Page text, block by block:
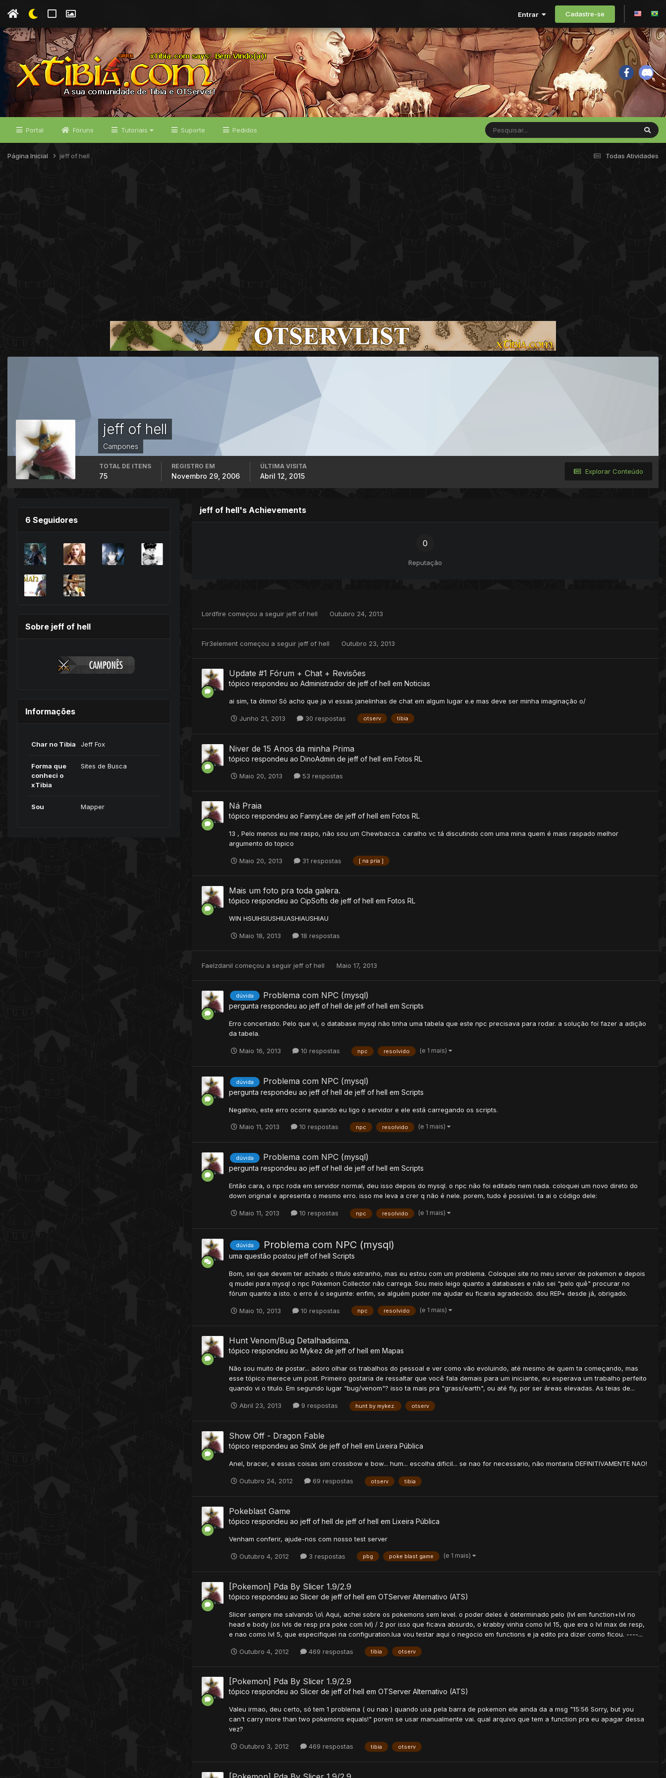
Entrar Cadastre-se
Portal Fóruns Tutoriais Suporte Pedidos
Todas Atividades
Página Inicial jeff of hell
jeff of hell
Campones
Explorar Conteúdo
TOTAL DE ITENS
75
REGISTRO EM
Novembro 29, 2006
ÚLTIMA VISITA
Abril 12, 2015
6 Seguidores
Sobre jeff of hell
Informações
Char no Tibia Jeff Fox
Forma que
conheci o
xTibia
Sites de Busca
Sou Mapper
jeff of hell's Achievements
0
Reputação
Lordfire começou a seguir jeff of hell Outubro 24, 2013
Fir3element começou a seguir jeff of hell Outubro 23, 2013
Update #1 Fórum + Chat + Revisões
tópico respondeu ao Administrador de jeff of hell em Noticias
ai sim, ta ótimo! Só acho que ja vi essas janelinhas de chat em algum lugar e.e mas deve ser minha imaginação o/
Junho 21, 2013 30 respostas otserv tibia
Niver de 15 Anos da minha Prima
tópico respondeu ao DinoAdmin de jeff of hell em Fotos RL
Maio 20, 2013 53 respostas
Ná Praia
tópico respondeu ao FannyLee de jeff of hell em Fotos RL
13 , Pelo menos eu me raspo, não sou um Chewbacca. caralho vc tá discutindo com uma mina quem é mais raspado melhor
argumento do topico
Maio 20, 2013 31 respostas [ na pria ]
Mais um foto pra toda galera.
tópico respondeu ao CipSofts de jeff of hell em Fotos RL
WIN HSUIHSIUSHIUASHIAUSHIAU
Maio 18, 2013 18 respostas
Faelzdanil começou a seguir jeff of hell Maio 17, 2013
dúvida Problema com NPC (mysql)
pergunta respondeu ao jeff of hell de jeff of hell em Scripts
Erro concertado. Pelo que vi, o database mysql não tinha uma tabela que este npc precisava para rodar. a solução foi fazer a adição
da tabela.
Maio 16, 2013 10 respostas npc resolvido (e 1 mais)
dúvida Problema com NPC (mysql)
pergunta respondeu ao jeff of hell de jeff of hell em Scripts
Negativo, este erro ocorre quando eu ligo o servidor e ele está carregando os scripts.
Maio 11, 2013 10 respostas npc resolvido (e 1 mais)
dúvida Problema com NPC (mysql)
pergunta respondeu ao jeff of hell de jeff of hell em Scripts
Então cara, o npc roda em servidor normal, deu isso depois do mysql. o npc não foi editado nem nada. coloquei um novo direto do
down original e apresenta o mesmo erro. isso me leva a crer q não é nele. porem, tudo é possível. ta ai o código dele:
Maio 11, 2013 10 respostas npc resolvido (e 1 mais)
dúvida Problema com NPC (mysql)
uma questão postou jeff of hell Scripts
Bom, sei que devem ter achado o titulo estranho, mas eu estou com um problema. Coloquei site no meu server de pokemon e depois
q mudei para mysql o npc Pokemon Collector não carrega. Sou meio leigo quanto a databases e não sei "pelo quê" procurar no
fórum quanto a isto. o erro é o seguinte: enfim, se alguém puder me ajudar eu ficaria agradecido. dou REP+ desde já, obrigado.
Maio 10, 2013 10 respostas npc resolvido (e 1 mais)
Hunt Venom/Bug Detalhadisima.
tópico respondeu ao Mykez de jeff of hell em Mapas
Não sou muito de postar... adoro olhar os trabalhos do pessoal e ver como vão evoluindo, até mesmo de quem ta começando, mas
esse tópico merece um post. Primeiro gostaria de ressaltar que você fala demais para um iniciante, eu esperava um trabalho perfeito
quando vi o titulo. Em segundo lugar "bug/venom"? isso ta mais pra "grass/earth", ou até fly, por ser áreas elevadas. As teias de...
Abril 23, 2013 9 respostas hunt by mykez. otserv
Show Off - Dragon Fable
tópico respondeu ao SmiX de jeff of hell em Lixeira Pública
Anel, bracer, e essas coisas sim crossbow e bow... hum... escolha dificil... se nao for necessario, não montaria DEFINITIVAMENTE NAO!
Outubro 24, 2012 69 respostas otserv tibia
Pokeblast Game
tópico respondeu ao jeff of hell de jeff of hell em Lixeira Pública
Venham conferir, ajude-nos com nosso test server
Outubro 4, 2012 3 respostas pbg poke blast game (e 1 mais)
[Pokemon] Pda By Slicer 1.9/2.9
tópico respondeu ao Slicer de jeff of hell em OTServer Alternativo (ATS)
Slicer sempre me salvando \o\ Aqui, achei sobre os pokemons sem level. o poder deles é determinado pelo (lvl em function+lvl no
head e body (os lvls de resp pra poke com lvl) / 2 por isso que ficava absurdo, o krabby vinha como lvl 15, que era o lvl max de resp,
e nao como lvl 5, que especifiquei na configuration.lua vou testar aqui o negocio em functions e ja edito pra dizer como ficou. ----...
Outubro 4, 2012 469 respostas tibia otserv
[Pokemon] Pda By Slicer 1.9/2.9
tópico respondeu ao Slicer de jeff of hell em OTServer Alternativo (ATS)
Valeu irmao, deu certo, só tem 1 problema ( ou nao ) quando usa pela barra de pokemon ele ainda da a msg "15:56 Sorry, but you
can't carry more than two pokemons equals!" porem se usar manualmente vai. qual arquivo que tem a function pra eu apagar dessa
vez?
Outubro 3, 2012 469 respostas tibia otserv